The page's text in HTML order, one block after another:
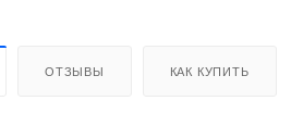
ОТЗЫВЫ КАК КУПИТЬ